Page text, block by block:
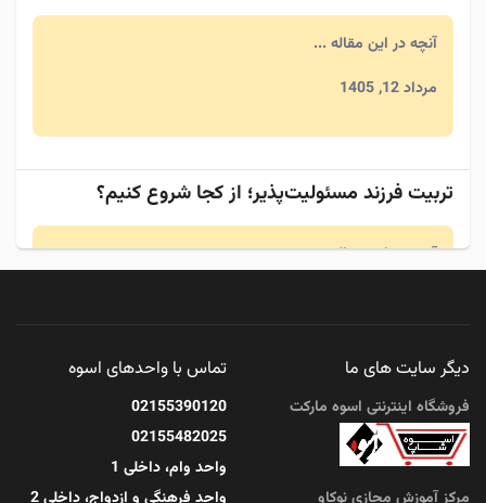
آنچه در این مقاله ...
مرداد 12, 1405
تربیت فرزند مسئولیت‌پذیر؛ از کجا شروع کنیم؟
آنچه در این مقاله ...
چگونه آرامش درونی را در زندگی پرمشغله حفظ کنیم؟
آنچه در این مقاله ...
دیگر سایت های ما
فروشگاه اینترنتی اسوه مارکت
تماس با واحدهای اسوه
02155390120
02155482025
واحد وام، داخلی 1